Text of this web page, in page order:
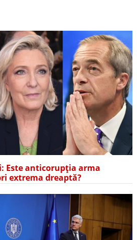
Este anticorupția arma
extrema dreaptă?